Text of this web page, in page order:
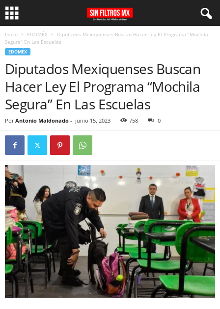
Inicio EDOMÉX
Diputados Mexiquenses Buscan Hacer Ley El Programa “Mochila
Segura” En Las Escuelas
EDOMÉX
Diputados Mexiquenses Buscan
Hacer Ley El Programa “Mochila
Segura” En Las Escuelas
Por Antonio Maldonado - junio 15, 2023 758 0